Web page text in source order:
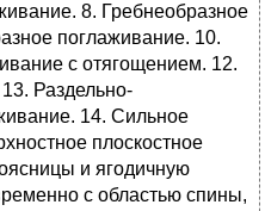
8. Гребнеобразное
поглаживание. 10.
с отягощением. 12.
Раздельно-
14. Сильное
плоскостное
и ягодичную
с областью спины,